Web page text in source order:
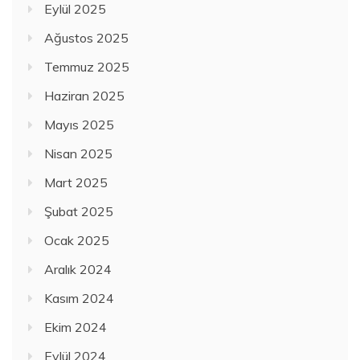
Eylül 2025
Ağustos 2025
Temmuz 2025
Haziran 2025
Mayıs 2025
Nisan 2025
Mart 2025
Şubat 2025
Ocak 2025
Aralık 2024
Kasım 2024
Ekim 2024
Eylül 2024